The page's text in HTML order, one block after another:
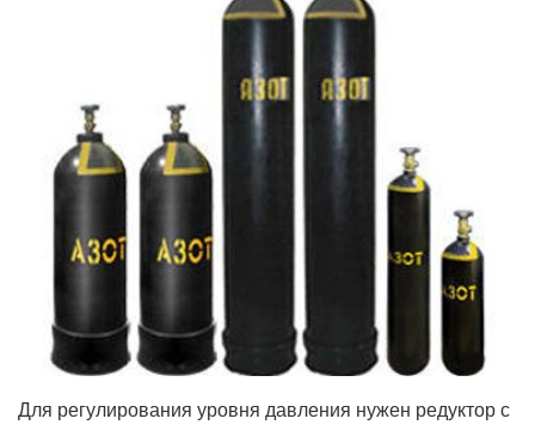
Для регулирования уровня давления нужен редуктор с